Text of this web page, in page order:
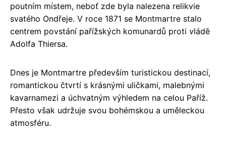
poutním místem, neboť zde byla nalezena relikvie
svatého Ondřeje. V roce 1871 se Montmartre stalo
centrem povstání pařížských komunardů proti vládě
Adolfa Thiersa.
Dnes je Montmartre především turistickou destinací,
romantickou čtvrtí s krásnými uličkami, malebnými
kavarnamezi a úchvatným výhledem na celou Paříž.
Přesto však udržuje svou bohémskou a uměleckou
atmosféru.